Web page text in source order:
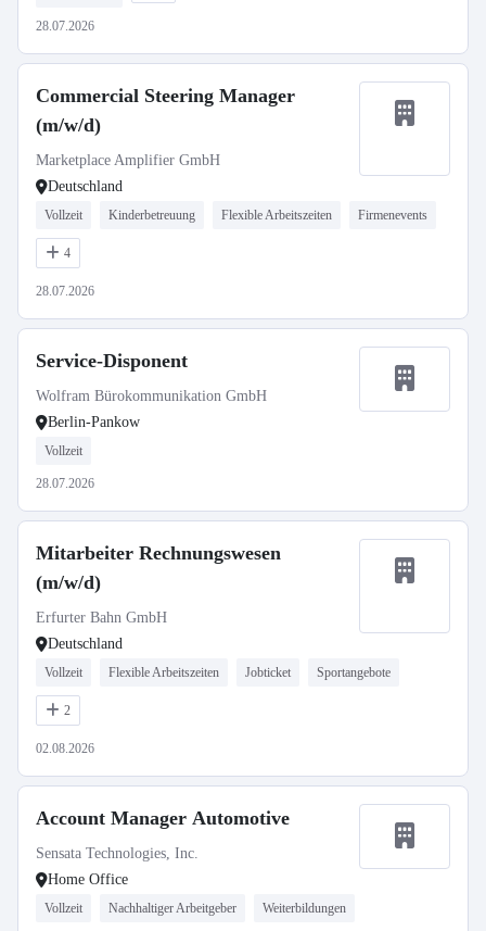
28.07.2026
Commercial Steering Manager
(m/w/d)
Marketplace Amplifier GmbH
Deutschland
Vollzeit Kinderbetreuung Flexible Arbeitszeiten Firmenevents
4
28.07.2026
Service-Disponent
Wolfram Bürokommunikation GmbH
Berlin-Pankow
Vollzeit
28.07.2026
Mitarbeiter Rechnungswesen
(m/w/d)
Erfurter Bahn GmbH
Deutschland
Vollzeit Flexible Arbeitszeiten Jobticket Sportangebote
2
02.08.2026
Account Manager Automotive
Sensata Technologies, Inc.
Home Office
Vollzeit Nachhaltiger Arbeitgeber Weiterbildungen